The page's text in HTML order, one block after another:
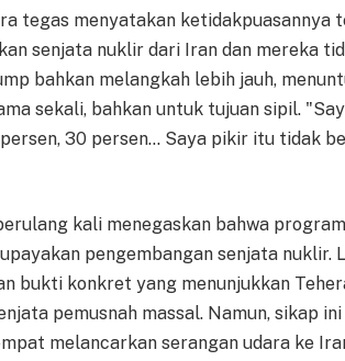
tegas menyatakan ketidakpuasannya
senjata nuklir dari Iran dan mereka
bahkan melangkah lebih jauh,
sekali, bahkan untuk tujuan sipil.
30 persen… Saya pikir itu tidak
kali menegaskan bahwa
pengembangan senjata nuklir.
bukti konkret yang menunjukkan
pemusnah massal. Namun, sikap
melancarkan serangan udara ke